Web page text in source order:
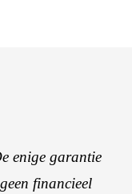
enige garantie
financieel